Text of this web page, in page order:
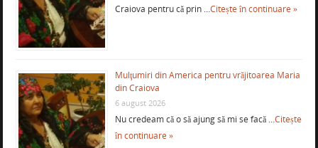
Craiova pentru că prin …Citește în continuare »
Mulţumiri din America pentru vrăjitoarea Maria
din Craiova
6 august 2026
Nu credeam că o să ajung să mi se facă …Citește
în continuare »